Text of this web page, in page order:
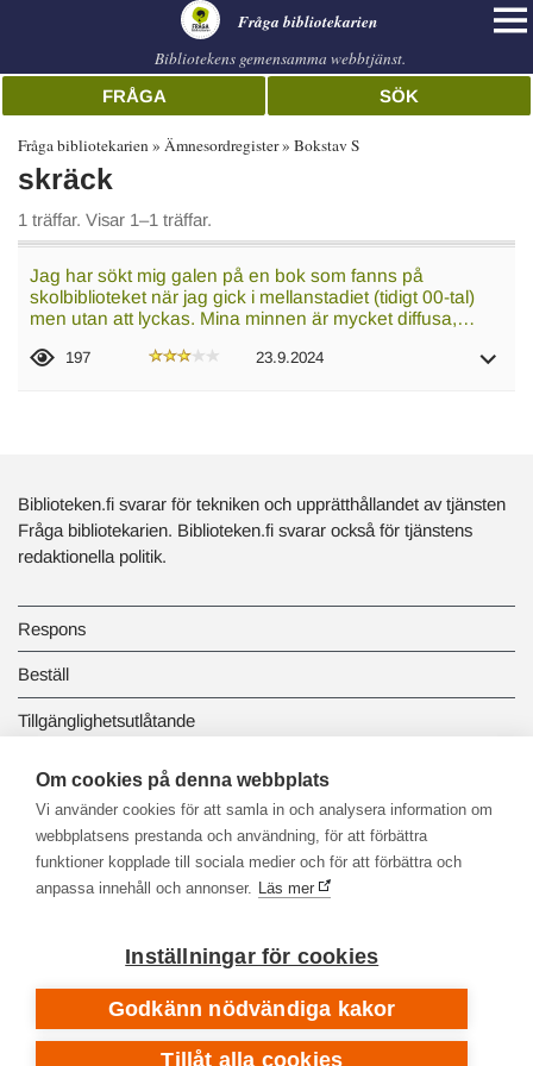
Fråga bibliotekarien
Bibliotekens gemensamma webbtjänst.
FRÅGA SÖK
Fråga bibliotekarien Ämnesordregister Bokstav S
skräck
1 träffar. Visar 1–1 träffar.
Jag har sökt mig galen på en bok som fanns på
skolbiblioteket när jag gick i mellanstadiet (tidigt 00-tal)
men utan att lyckas. Mina minnen är mycket diffusa,…
197 23.9.2024
Biblioteken.fi svarar för tekniken och upprätthållandet av tjänsten
Fråga bibliotekarien. Biblioteken.fi svarar också för tjänstens
redaktionella politik.
Respons
Beställ
Tillgänglighetsutlåtande
Dataskydd och registerbeskrivningar
Länkbiblioteket
Om cookies på denna webbplats
Vi använder cookies för att samla in och analysera information om
webbplatsens prestanda och användning, för att förbättra
funktioner kopplade till sociala medier och för att förbättra och
anpassa innehåll och annonser. Läs mer
Inställningar för cookies
Godkänn nödvändiga kakor
Tillåt alla cookies